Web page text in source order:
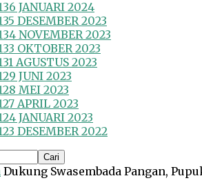
JANUARI 2024
DESEMBER 2023
NOVEMBER 2023
OKTOBER 2023
AGUSTUS 2023
JUNI 2023
MEI 2023
APRIL 2023
JANUARI 2023
DESEMBER 2022
Dukung Swasembada Pangan,